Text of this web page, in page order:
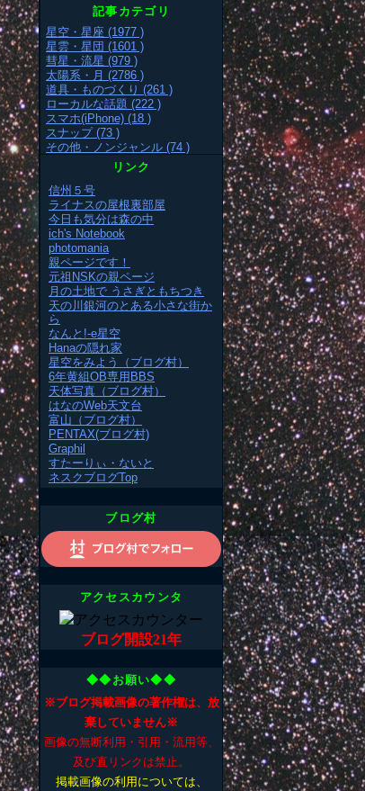
記事カテゴリ
星空・星座 (1977 )
星雲・星団 (1601 )
彗星・流星 (979 )
太陽系・月 (2786 )
道具・ものづくり (261 )
ローカルな話題 (222 )
スマホ(iPhone) (18 )
スナップ (73 )
その他・ノンジャンル (74 )
リンク
信州５号
ライナスの屋根裏部屋
今日も気分は森の中
ich's Notebook
photomania
親ページです！
元祖NSKの親ページ
月の土地で うさぎともちつき
天の川銀河のとある小さな街か
ら
なんと!-e星空
Hanaの隠れ家
星空をみよう（ブログ村）
6年黄組OB専用BBS
天体写真（ブログ村）
はなのWeb天文台
富山（ブログ村）
PENTAX(ブログ村)
Graphil
すたーりぃ・ないと
ネスクブログTop
ブログ村
アクセスカウンタ
ブログ開設21年
◆◆お願い◆◆
※ブログ掲載画像の著作権は、放
棄していません※
画像の無断利用・引用・流用等、
及び直リンクは禁止。
掲載画像の利用については、